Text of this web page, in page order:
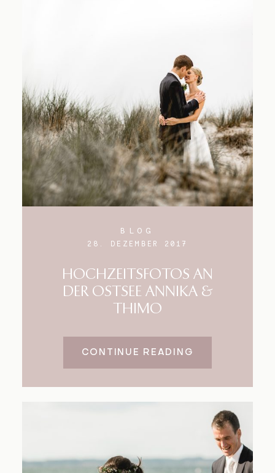
BLOG
28. DEZEMBER 2017
HOCHZEITSFOTOS AN
DER OSTSEE ANNIKA &
THIMO
CONTINUE READING